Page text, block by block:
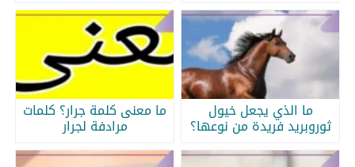
ما الذي يجعل خيول
ثوروبريد فريدة من نوعها؟
ما معنى كلمة جرار؟ كلمات
مرادفة لجرار